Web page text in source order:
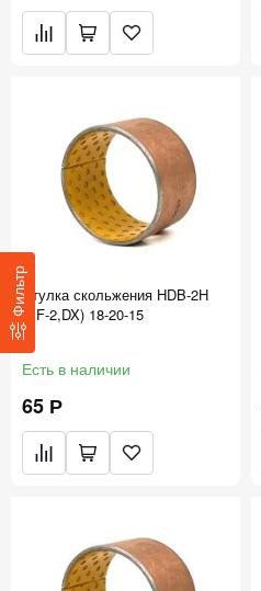
ФильтрВтулка скольжения HDB-2H
(SF-2,DX) 18-20-15
Есть в наличии
65 Р